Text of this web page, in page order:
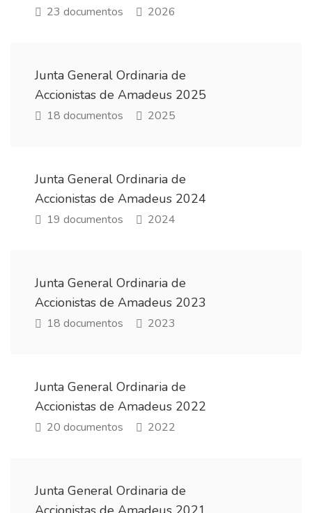
23 documentos 2026
Junta General Ordinaria de
Accionistas de Amadeus 2025
18 documentos 2025
Junta General Ordinaria de
Accionistas de Amadeus 2024
19 documentos 2024
Junta General Ordinaria de
Accionistas de Amadeus 2023
18 documentos 2023
Junta General Ordinaria de
Accionistas de Amadeus 2022
20 documentos 2022
Junta General Ordinaria de